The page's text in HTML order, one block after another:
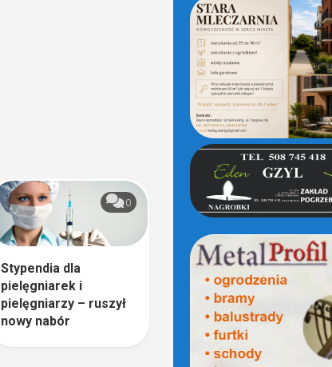
0
Stypendia dla
pielęgniarek i
pielęgniarzy – ruszył
nowy nabór